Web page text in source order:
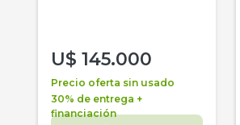
U$ 145.000
Precio oferta sin usado
30% de entrega +
financiación